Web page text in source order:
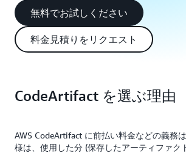
無料でお試しください
料金見積りをリクエスト
CodeArtifact を選ぶ理由
AWS CodeArtifact に前払い料金などの義務
様は、使用した分 (保存したアーティファク